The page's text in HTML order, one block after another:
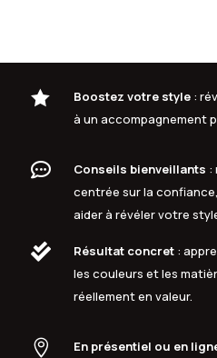
 Boostez votre style:
à un accompagnement
 Conseils bienveillants :
centrée sur la
aider à révéler votre
 Résultat concret:
les couleurs et les
réellement en valeur.
 En présentiel ou en